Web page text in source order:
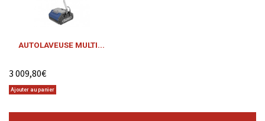
AUTOLAVEUSE MULTI...
3 009,80€
Ajouter au panier